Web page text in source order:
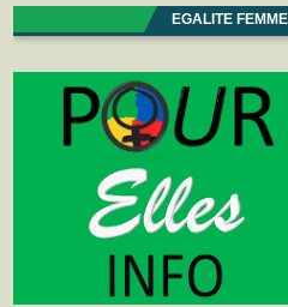
EGALITE